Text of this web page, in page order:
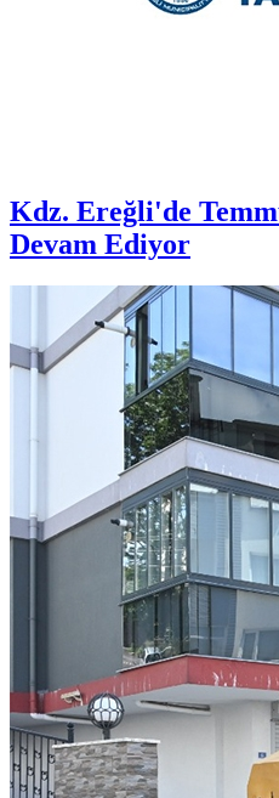
Kdz. Ereğli'de
Devam Ediyor